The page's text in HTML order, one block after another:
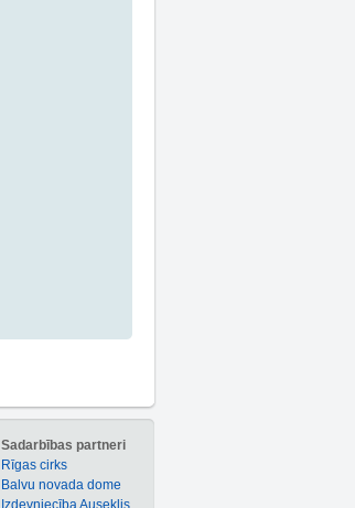
Sadarbības partneri
Rīgas cirks
Balvu novada dome
Izdevniecība Auseklis